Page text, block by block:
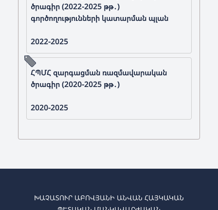
ծրագիր (2022-2025 թթ․)
գործողությունների կատարման պլան
2022-2025
ՀՊՄՀ զարգացման ռազմավարական
ծրագիր (2020-2025 թթ․)
2020-2025
ԽԱՉԱՏՈՒՐ ԱԲՈՎՅԱՆԻ ԱՆՎԱՆ ՀԱՅԿԱԿԱՆ